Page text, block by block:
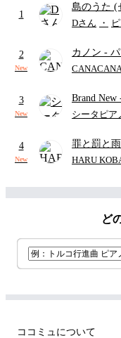
1
島のうた (
セイレーン
ード・ペ
かわ 人魚
Dさん ・
2
New
カノン -
3
New
Brand New
APPLE
シータピア
4
New
罪と罰と
野勇斗&吉
HARU
ど
ココミュについて